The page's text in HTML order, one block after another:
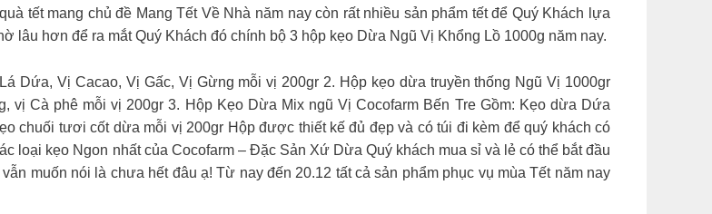
tết mang chủ đề Mang Tết Về Nhà năm nay còn rất nhiều sản phẩm tết để Quý Khách lựa
lâu hơn để ra mắt Quý Khách đó chính bộ 3 hộp kẹo Dừa Ngũ Vị Khổng Lồ 1000g năm nay.
Dứa, Vị Cacao, Vị Gấc, Vị Gừng mỗi vị 200gr 2. Hộp kẹo dừa truyền thống Ngũ Vị 1000gr
vị Cà phê mỗi vị 200gr 3. Hộp Kẹo Dừa Mix ngũ Vị Cocofarm Bến Tre Gồm: Kẹo dừa Dứa
chuối tươi cốt dừa mỗi vị 200gr Hộp được thiết kế đủ đẹp và có túi đi kèm để quý khách có
loại kẹo Ngon nhất của Cocofarm – Đặc Sản Xứ Dừa Quý khách mua sỉ và lẻ có thể bắt đầu
muốn nói là chưa hết đâu ạ! Từ nay đến 20.12 tất cả sản phẩm phục vụ mùa Tết năm nay